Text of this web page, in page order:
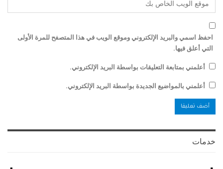
احفظ اسمي والبريد الإلكتروني وموقع الويب في هذا المتصفح للمرة الأولى
التي أعلق فيها.
أعلمني بمتابعة التعليقات بواسطة البريد الإلكتروني.
أعلمني بالمواضيع الجديدة بواسطة البريد الإلكتروني.
خدمات